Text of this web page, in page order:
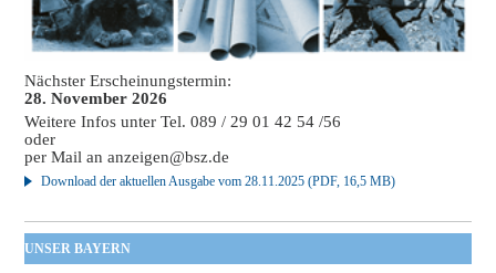
Nächster Erscheinungstermin:
28. November 2026
Weitere Infos unter Tel. 089 / 29 01 42 54 /56
oder
per Mail ananzeigen@bsz.de
Download der aktuellen Ausgabe vom 28.11.2025 (PDF, 16,5 MB)
UNSER BAYERN